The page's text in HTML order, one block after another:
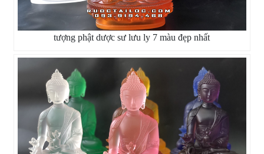
tượng phật dược sư lưu ly 7 màu đẹp nhất